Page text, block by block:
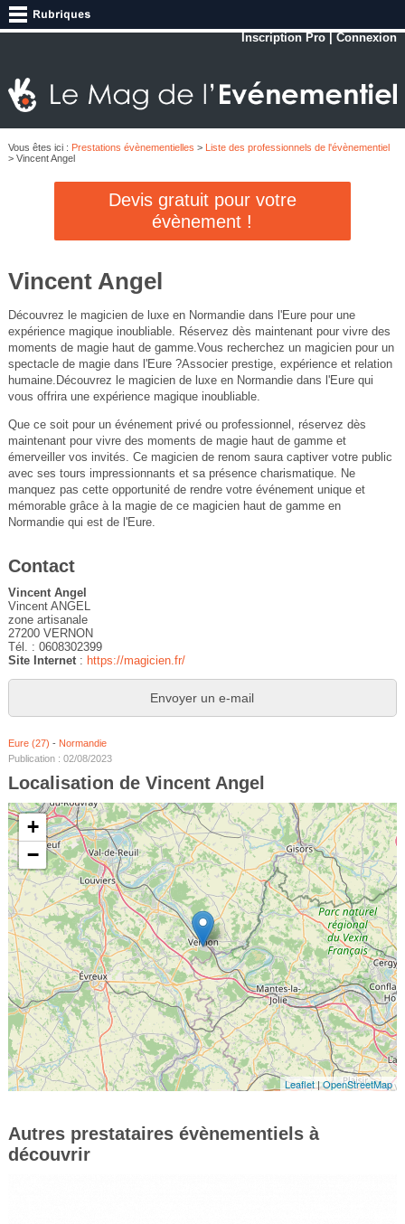
Inscription Pro |Connexion
Vous êtes ici : Prestations évènementielles >
Liste des professionnels de l'évènementiel
> Vincent Angel
Devis gratuit pour votre
évènement !
Vincent Angel
Découvrez le magicien de luxe en Normandie dans l'Eure pour une
expérience magique inoubliable. Réservez dès maintenant pour vivre des
moments de magie haut de gamme.Vous recherchez un magicien pour un
spectacle de magie dans l'Eure ?Associer prestige, expérience et relation
humaine.Découvrez le magicien de luxe en Normandie dans l'Eure qui
vous offrira une expérience magique inoubliable.
Que ce soit pour un événement privé ou professionnel, réservez dès
maintenant pour vivre des moments de magie haut de gamme et
émerveiller vos invités. Ce magicien de renom saura captiver votre public
avec ses tours impressionnants et sa présence charismatique. Ne
manquez pas cette opportunité de rendre votre événement unique et
mémorable grâce à la magie de ce magicien haut de gamme en
Normandie qui est de l'Eure.
Contact
Vincent Angel
Vincent ANGEL
zone artisanale
27200 VERNON
Tél. : 0608302399
Site Internet: https://magicien.fr/
Envoyer un e-mail
Eure (27) - Normandie
Publication : 02/08/2023
Localisation de Vincent Angel
+
−
Leaflet|OpenStreetMap
Autres prestataires évènementiels à
découvrir